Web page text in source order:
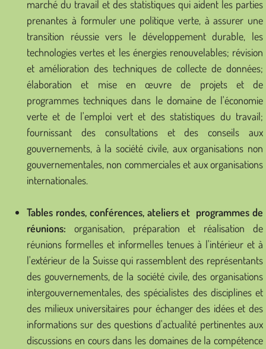
marché du travail et des statistiques qui aident les parties
prenantes à formuler une politique verte, à assurer une
transition réussie vers le développement durable, les
technologies vertes et les énergies renouvelables; révision
et amélioration des techniques de collecte de données;
élaboration et mise en œuvre de projets et de
programmes techniques dans le domaine de l'économie
verte et de l'emploi vert et des statistiques du travail;
fournissant des consultations et des conseils aux
gouvernements, à la société civile, aux organisations non
gouvernementales, non commerciales et aux organisations
internationales.
Tables rondes, conférences, ateliers et programmes de
réunions: organisation, préparation et réalisation de
réunions formelles et informelles tenues à l'intérieur et à
l'extérieur de la Suisse qui rassemblent des représentants
des gouvernements, de la société civile, des organisations
intergouvernementales, des spécialistes des disciplines et
des milieux universitaires pour échanger des idées et des
informations sur des questions d'actualité pertinentes aux
discussions en cours dans les domaines de la compétence